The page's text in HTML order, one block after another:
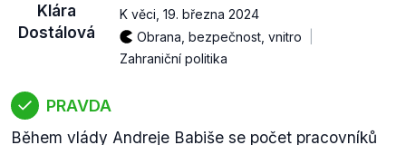
Klára
Dostálová
K věci 19. března 2024
Obrana, bezpečnost, vnitro
Zahraniční politika
PRAVDA
Během vlády Andreje Babiše se počet pracovníků